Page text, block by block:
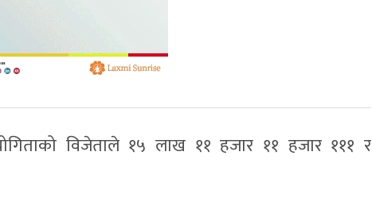
विजेताले १५ लाख ११ हजार ११ हजार १११ र